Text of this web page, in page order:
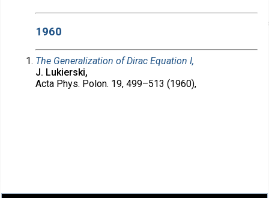
1960
The Generalization of Dirac Equation I,
J. Lukierski,
Acta Phys. Polon. 19, 499–513 (1960),